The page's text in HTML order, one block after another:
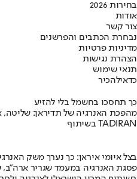
בחירות 2026
אודות
צור קשר
נבחרת הכתבים והפרשנים
מדיניות פרטיות
הצהרת נגישות
תנאי שימוש
כדאילהכיר
כך תחסכו בחשמל בלי להזיע
מהפכת האנרגיה של תדיראן:
בשיתוף TADIRAN
בצל איומי איראן: כך נערך משק
פסגת האנרגיה במעמד שגריר ארה"ב,